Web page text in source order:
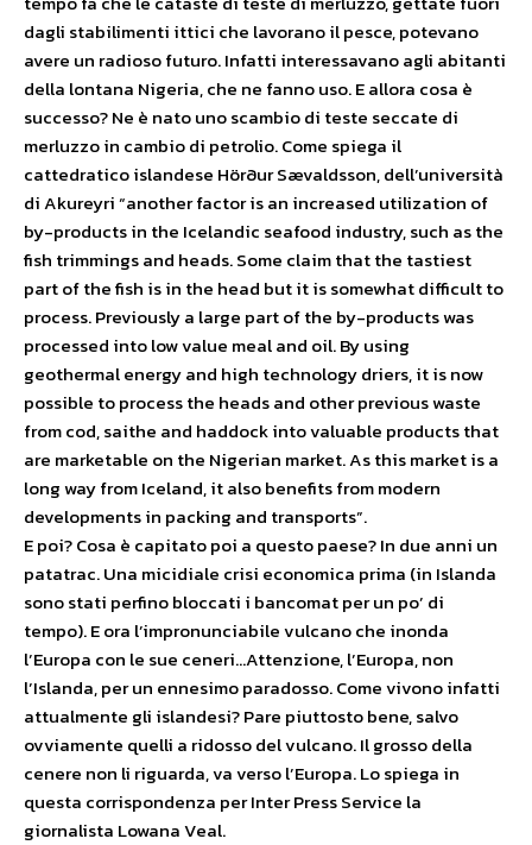
dagli stabilimenti ittici che lavorano il pesce, potevano
avere un radioso futuro. Infatti interessavano agli abitanti
della lontana Nigeria, che ne fanno uso. E allora cosa è
successo? Ne è nato uno scambio di teste seccate di
merluzzo in cambio di petrolio.Come spiega il
cattedratico islandese Hörður Sævaldsson, dell’università
di Akureyri“another factor is an increased utilization of
by-products in the Icelandic seafood industry, such as the
fish trimmings and heads. Some claim that the tastiest
part of the fish is in the head but it is somewhat difficult to
process. Previously a large part of the by-products was
processed into low value meal and oil. By using
geothermal energy and high technology driers, it is now
possible to process the heads and other previous waste
from cod, saithe and haddock into valuable products that
are marketable on the Nigerian market. As this market is a
long way from Iceland, it also benefits from modern
developments in packing and transports”.
E poi? Cosa è capitato poi a questo paese? In due anni un
patatrac. Una micidiale crisi economica prima (in Islanda
sono stati perfino bloccati i bancomat per un po’ di
tempo). E ora l’impronunciabile vulcano che inonda
l’Europa con le sue ceneri…Attenzione, l’Europa, non
l’Islanda, per un ennesimo paradosso. Come vivono infatti
attualmente gli islandesi? Pare piuttosto bene, salvo
ovviamente quelli a ridosso del vulcano. Il grosso della
cenere non li riguarda, va verso l’Europa. Lo spiega in
questa corrispondenza per Inter Press Service la
giornalista Lowana Veal.